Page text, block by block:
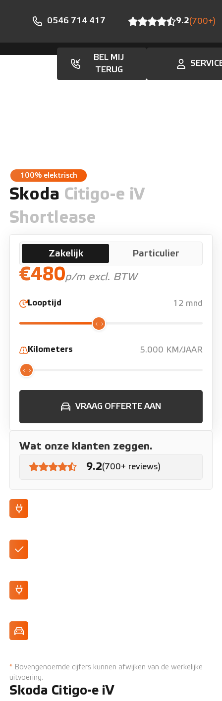
0546 714 417 9.2(700+)
BEL MIJ
TERUG
100% elektrisch
Skoda Citigo-e iV
Shortlease
* Bovengenoemde cijfers kunnen afwijken van de werkelijke
uitvoering.
Skoda Citigo-e iV
Zakelijk Particulier
€480p/m excl. BTW
Looptijd 12 mnd
Kilometers 5.000 KM/JAAR
VRAAG OFFERTE AAN
Wat onze klanten zeggen.
9.2(700+ reviews)